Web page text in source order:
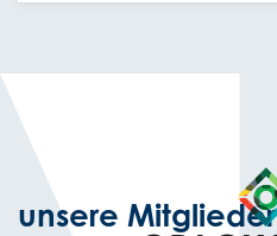
unsere Mitglieder